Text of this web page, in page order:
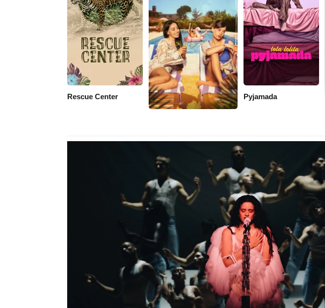
Rescue Center
Pyjamada